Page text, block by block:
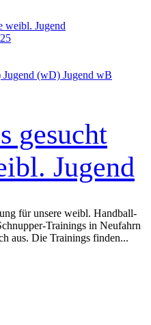
Jugend (wD) Jugend wB
gesucht
Jugend
für unsere weibl. Handball-
Trainings in Neufahrn
aus. Die Trainings finden...